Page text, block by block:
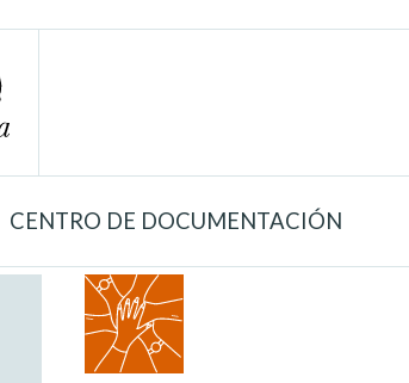
CENTRO DE DOCUMENTACIÓN